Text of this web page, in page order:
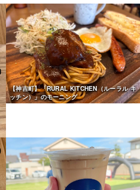
【神吉町】「RURAL KITCHEN（ルーラル キ
ッチン）」のモーニング